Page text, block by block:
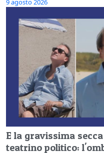
9 agosto 2026
E la gravissima
teatrino politico: